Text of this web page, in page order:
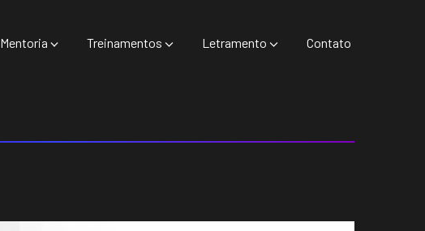
Mentoria Treinamentos Letramento Contato